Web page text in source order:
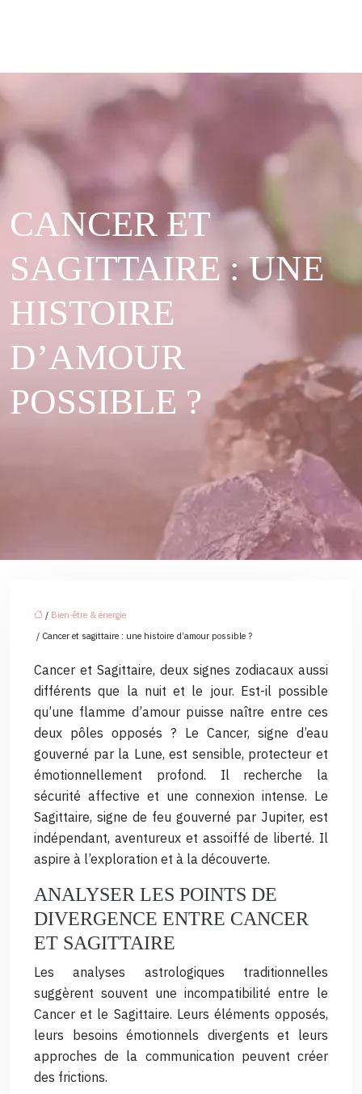
CANCER ET
SAGITTAIRE : UNE
HISTOIRE
D’AMOUR
POSSIBLE ?
/ Bien-être & énergie
/ Cancer et sagittaire : une histoire d’amour possible ?
Cancer et Sagittaire, deux signes zodiacaux aussi
différents que la nuit et le jour. Est-il possible
qu’une flamme d’amour puisse naître entre ces
deux pôles opposés ? Le Cancer, signe d’eau
gouverné par la Lune, est sensible, protecteur et
émotionnellement profond. Il recherche la
sécurité affective et une connexion intense. Le
Sagittaire, signe de feu gouverné par Jupiter, est
indépendant, aventureux et assoiffé de liberté. Il
aspire à l’exploration et à la découverte.
ANALYSER LES POINTS DE
DIVERGENCE ENTRE CANCER
ET SAGITTAIRE
Les analyses astrologiques traditionnelles
suggèrent souvent une incompatibilité entre le
Cancer et le Sagittaire. Leurs éléments opposés,
leurs besoins émotionnels divergents et leurs
approches de la communication peuvent créer
des frictions.